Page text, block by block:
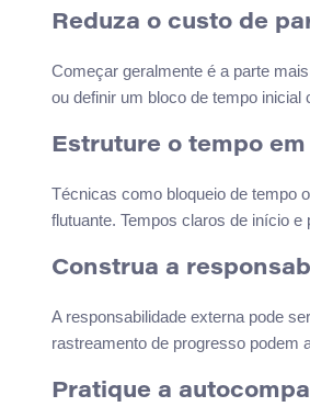
Reduza o custo de
Começar geralmente é a parte
ou definir um bloco de tempo
Estruture o tempo
Técnicas como bloqueio de tempo
flutuante. Tempos claros de início
Construa a
A responsabilidade externa pode
rastreamento de progresso podem
Pratique a